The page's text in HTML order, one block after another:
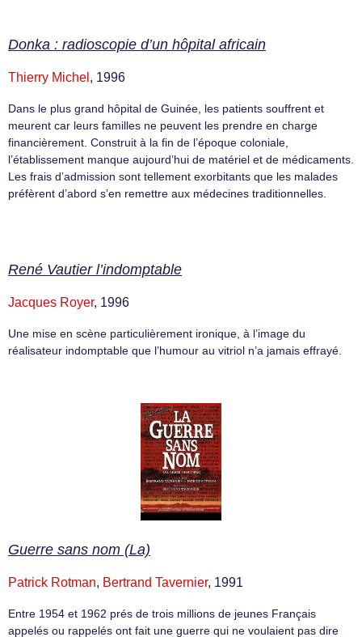
Donka : radioscopie d’un hôpital africain
Thierry Michel , 1996
Dans le plus grand hôpital de Guinée, les patients souffrent et
meurent car leurs familles ne peuvent les prendre en charge
financièrement. Construit à la fin de l’époque coloniale,
l’établissement manque aujourd’hui de matériel et de médicaments.
Les frais d’admission sont tellement exorbitants que les malades
préfèrent d’abord s’en remettre aux médecines traditionnelles.
René Vautier l’indomptable
Jacques Royer, 1996
Une mise en scène particulièrement ironique, à l’image du
réalisateur indomptable que l’humour au vitriol n’a jamais effrayé.
Guerre sans nom (La)
Patrick Rotman, Bertrand Tavernier, 1991
Entre 1954 et 1962 prés de trois millions de jeunes Français
appelés ou rappelés ont fait une guerre qui ne voulaient pas dire